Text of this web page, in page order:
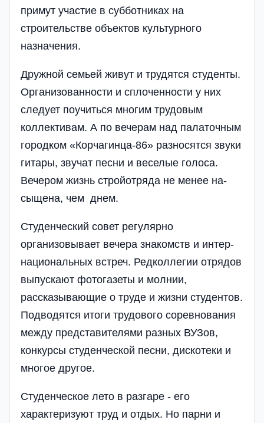
примут участие в субботни­ках на
строительстве объектов культурного
назначения.
Дружной семьей живут и трудятся студенты.
Ор­гани­зо­ванности и сплочен­ности у них
следует по­учиться многим трудовым
коллективам. А по вече­рам над палаточным
горо­дком «Корчагинца-86» раз­носятся звуки
гитары, звучат песни и веселые голоса.
Вечером жизнь стройотряда не менее на­
сыщена, чем днем.
Студенческий совет ре­гулярно
организовывает вечера знакомств и ин­тер­
на­циональных встреч. Редколлегии отрядов
вы­пускают фото­газеты и молнии,
рассказывающие о труде и жизни студен­тов.
Подводятся итоги тру­дового соревнования
ме­ж­ду представителями разных ВУЗов,
конкурсы студен­че­с­кой песни, дискотеки и
многое другое.
Студенческое лето в разгаре - его
характери­зуют труд и отдых. Но парни и